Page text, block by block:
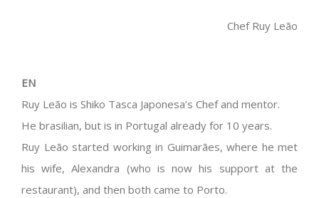
Chef Ruy Leão
EN
Ruy Leão is Shiko Tasca Japonesa’s Chef and mentor.
He brasilian, but is in Portugal already for 10 years.
Ruy Leão started working in Guimarães, where he met
his wife, Alexandra (who is now his support at the
restaurant), and then both came to Porto.